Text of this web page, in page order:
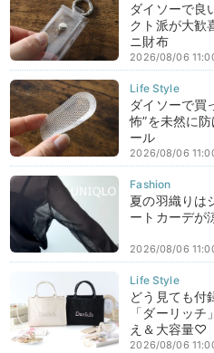
ダイソーで良
クト派が大歓
ニ財布
2026/08/06
ダイソーで買
怖”を未然に
ール
2026/08/06
夏の羽織りは
ートカーデが
2026/08/06
どう見ても付
「ダーリッ
え＆大容量♡
2026/08/06